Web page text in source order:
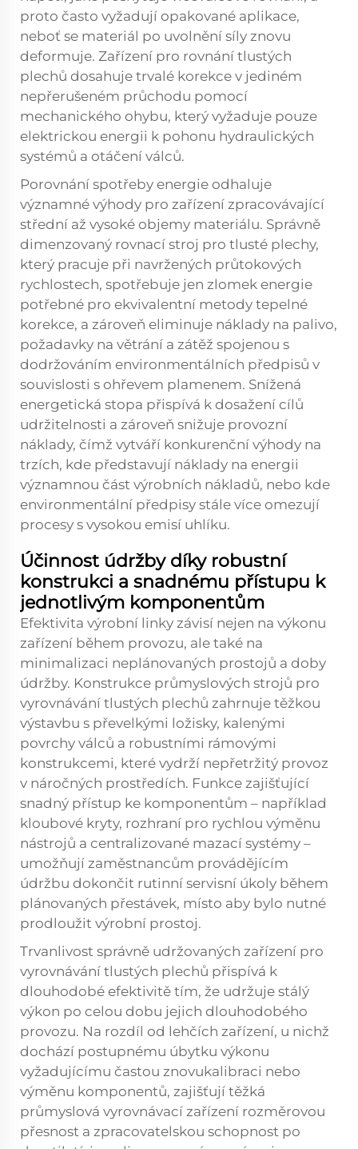
proto často vyžadují opakované aplikace,
neboť se materiál po uvolnění síly znovu
deformuje. Zařízení pro rovnání tlustých
plechů dosahuje trvalé korekce v jediném
nepřerušeném průchodu pomocí
mechanického ohybu, který vyžaduje pouze
elektrickou energii k pohonu hydraulických
systémů a otáčení válců.
Porovnání spotřeby energie odhaluje
významné výhody pro zařízení zpracovávající
střední až vysoké objemy materiálu. Správně
dimenzovaný rovnací stroj pro tlusté plechy,
který pracuje při navržených průtokových
rychlostech, spotřebuje jen zlomek energie
potřebné pro ekvivalentní metody tepelné
korekce, a zároveň eliminuje náklady na palivo,
požadavky na větrání a zátěž spojenou s
dodržováním environmentálních předpisů v
souvislosti s ohřevem plamenem. Snížená
energetická stopa přispívá k dosažení cílů
udržitelnosti a zároveň snižuje provozní
náklady, čímž vytváří konkurenční výhody na
trzích, kde představují náklady na energii
významnou část výrobních nákladů, nebo kde
environmentální předpisy stále více omezují
procesy s vysokou emisí uhlíku.
Účinnost údržby díky robustní
konstrukci a snadnému přístupu k
jednotlivým komponentům
Efektivita výrobní linky závisí nejen na výkonu
zařízení během provozu, ale také na
minimalizaci neplánovaných prostojů a doby
údržby. Konstrukce průmyslových strojů pro
vyrovnávání tlustých plechů zahrnuje těžkou
výstavbu s převelkými ložisky, kalenými
povrchy válců a robustními rámovými
konstrukcemi, které vydrží nepřetržitý provoz
v náročných prostředích. Funkce zajišťující
snadný přístup ke komponentům – například
kloubové kryty, rozhraní pro rychlou výměnu
nástrojů a centralizované mazací systémy –
umožňují zaměstnancům provádějícím
údržbu dokončit rutinní servisní úkoly během
plánovaných přestávek, místo aby bylo nutné
prodloužit výrobní prostoj.
Trvanlivost správně udržovaných zařízení pro
vyrovnávání tlustých plechů přispívá k
dlouhodobé efektivitě tím, že udržuje stálý
výkon po celou dobu jejich dlouhodobého
provozu. Na rozdíl od lehčích zařízení, u nichž
dochází postupnému úbytku výkonu
vyžadujícímu častou znovukalibraci nebo
výměnu komponentů, zajišťují těžká
průmyslová vyrovnávací zařízení rozměrovou
přesnost a zpracovatelskou schopnost po